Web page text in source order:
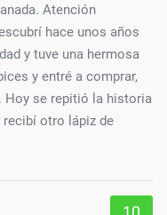
Atención
hace unos años
y tuve una hermosa
y entré a comprar,
Hoy se repitió la historia
recibí otro lápiz de